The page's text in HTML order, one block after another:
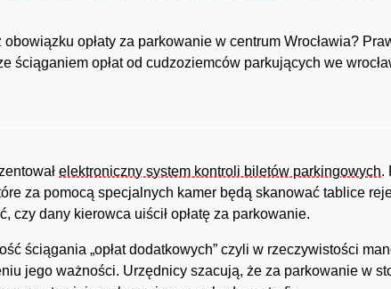
opłaty za parkowanie w centrum Wrocławia?
ściąganiem opłat od cudzoziemców parkujących we
elektroniczny system kontroli biletów parkingowych.
za pomocą specjalnych kamer będą skanować tablice
czy dany kierowca uiścił opłatę za parkowanie.
ściągania „opłat dodatkowych” czyli w rzeczywistości
jego ważności. Urzędnicy szacują, że za parkowanie w